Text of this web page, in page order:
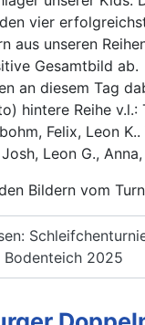
vier
aus unseren
Gesamtbild ab.
an diesem Tag
hintere Reihe v.l.:
Felix, Leon
Leon G.,
Bildern vom
Bodenteich 2025